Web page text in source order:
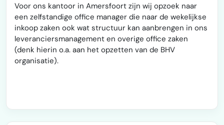
Voor ons kantoor in Amersfoort zijn wij opzoek naar
een zelfstandige office manager die naar de wekelijkse
inkoop zaken ook wat structuur kan aanbrengen in ons
leveranciersmanagement en overige office zaken
(denk hierin o.a. aan het opzetten van de BHV
organisatie).